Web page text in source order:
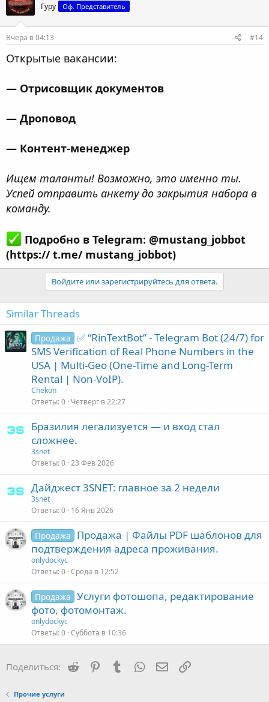
Гуру Оф. Представитель
Вчера в 04:13 #14
Открытые вакансии:
— Отрисовщик документов
— Дроповод
— Контент-менеджер
Ищем таланты! Возможно, это именно ты.
Успей отправить анкету до закрытия набора в
команду.
Подробно в Telegram: @mustang_jobbot
(https:// t.me/ mustang_jobbot)
Войдите или зарегистрируйтесь для ответа.
Similar Threads
Продажа ✅ “RinTextBot” - Telegram Bot (24/7) for
SMS Verification of Real Phone Numbers in the
USA | Multi-Geo (One-Time and Long-Term
Rental | Non-VoIP).
Chekon
Ответы 0 Четверг в 22:27
Бразилия легализуется — и вход стал
сложнее.
3snet
Ответы 0 23 Фев 2026
Дайджест 3SNET: главное за 2 недели
3snet
Ответы 0 16 Янв 2026
Продажа
Продажа | Файлы PDF шаблонов для
подтверждения адреса проживания.
onlydockyc
Ответы 0 Среда в 12:52
Продажа Услуги фотошопа, редактирование
фото, фотомонтаж.
onlydockyc
Ответы 0 Суббота в 10:36
Поделиться: Reddit PinterestTumblrWhatsAppЭлектронная почта
Ссылка
Прочие услуги